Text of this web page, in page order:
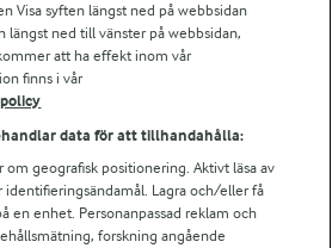
Visa syften längst ned på webbsidan
längst ned till vänster på webbsidan,
att ha effekt inom vår
finns i vår
data för att tillhandahålla:
om geografisk positionering. Aktivt läsa av
Lagra och/eller få
en enhet. Personanpassad reklam och
forskning angående